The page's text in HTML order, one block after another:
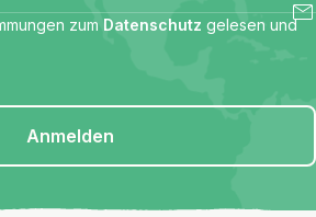
zum Datenschutz gelesen und
Anmelden